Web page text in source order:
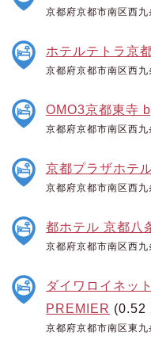
京都府京都市南区西
ホテルテトラ京
京都府京都市南区西
OMO3京都東寺
京都府京都市南区西
京都プラザホテ
京都府京都市南区西
都ホテル 京都八
京都府京都市南区西九
ダイワロイネッ
PREMIER (0.52
京都府京都市南区東